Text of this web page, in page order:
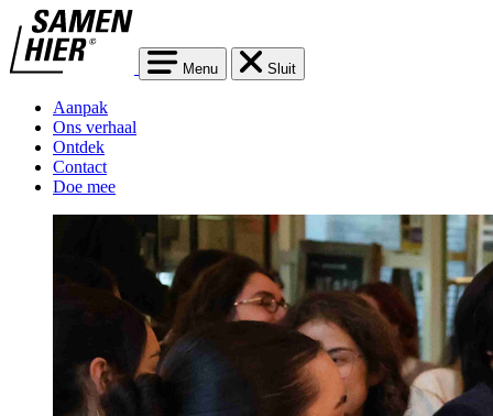
Menu Sluit
Aanpak
Ons verhaal
Ontdek
Contact
Doe mee